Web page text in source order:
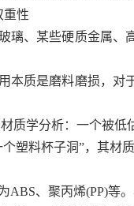
重性
璃、某些硬质金属、
本质是磨料磨损，对
质学分析：一个被低
塑料杯子洞”，其材
ABS、聚丙烯(PP)等